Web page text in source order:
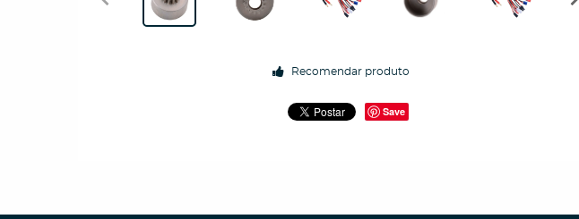
Recomendar produto
Save